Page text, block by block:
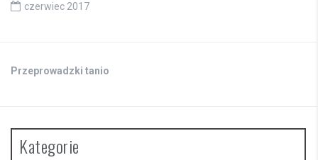
czerwiec 2017
Przeprowadzki tanio
Kategorie